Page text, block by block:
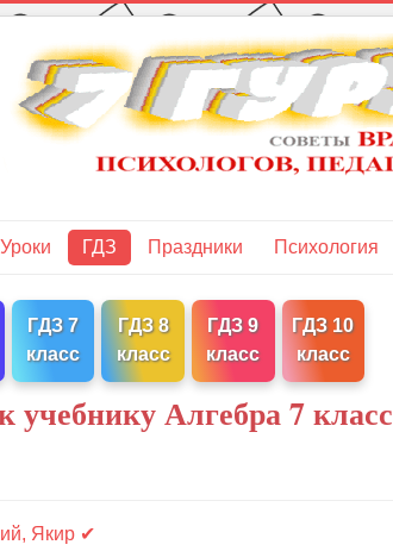
Уроки ГДЗ Праздники Психология
ГДЗ 7
класс
ГДЗ 8
класс
ГДЗ 9
класс
ГДЗ 10
класс
Алгебра 7 класс
Якир ✔